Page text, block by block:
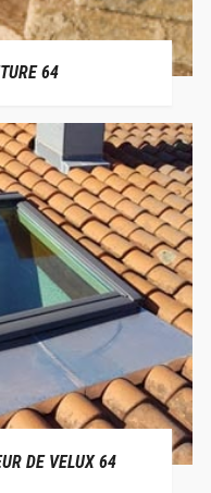
64
DE VELUX 64